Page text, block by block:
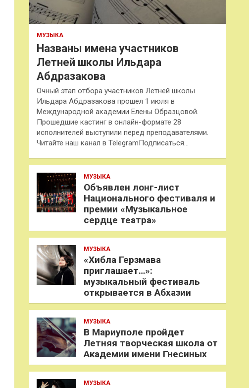
МУЗЫКА
Названы имена участников
Летней школы Ильдара
Абдразакова
Очный этап отбора участников Летней школы
Ильдара Абдразакова прошел 1 июля в
Международной академии Елены Образцовой.
Прошедшие кастинг в онлайн-формате 28
исполнителей выступили перед преподавателями.
Читайте наш канал в TelegramПодписаться…
МУЗЫКА
Объявлен лонг-лист
Национального фестиваля и
премии «Музыкальное
сердце театра»
МУЗЫКА
«Хибла Герзмава
приглашает…»:
музыкальный фестиваль
открывается в Абхазии
МУЗЫКА
В Мариуполе пройдет
Летняя творческая школа от
Академии имени Гнесиных
МУЗЫКА